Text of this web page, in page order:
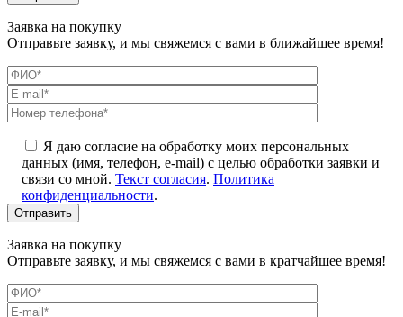
Заявка на покупку
Отправьте заявку, и мы свяжемся с вами в ближайшее время!
Я даю согласие на обработку моих персональных
данных (имя, телефон, e-mail) с целью обработки заявки и
связи со мной. Текст согласия. Политика
конфиденциальности.
Заявка на покупку
Отправьте заявку, и мы свяжемся с вами в кратчайшее время!